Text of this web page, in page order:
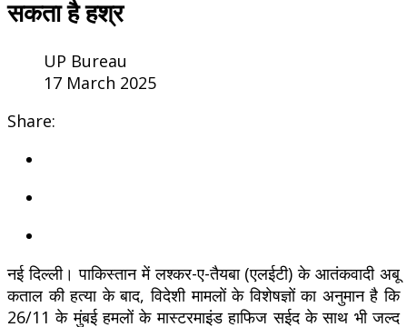
सकता है हश्र
UP Bureau
17 March 2025
Share:
नई दिल्ली। पाकिस्तान में लश्कर-ए-तैयबा (एलईटी) के आतंकवादी अबू
कताल की हत्या के बाद, विदेशी मामलों के विशेषज्ञों का अनुमान है कि
26/11 के मुंबई हमलों के मास्टरमाइंड हाफिज सईद के साथ भी जल्द